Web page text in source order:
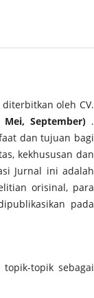
diterbitkan oleh CV.
Mei, September) .
dan tujuan bagi
kekhususan dan
Jurnal ini adalah
orisinal, para
pada
topik sebagai